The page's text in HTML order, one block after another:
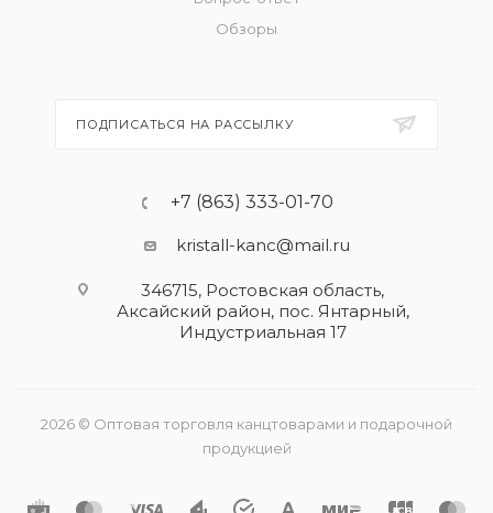
Обзоры
ПОДПИСАТЬСЯ НА РАССЫЛКУ
+7 (863) 333-01-70
kristall-kanc@mail.ru
346715, Ростовская область​,
Аксайский район, пос. Янтарный,
Индустриальная 17
2026 © Оптовая торговля канцтоварами и подарочной
продукцией